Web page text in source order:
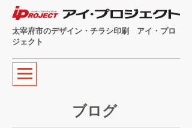
太宰府市のデザイン・チラシ印刷 アイ・プロ
ジェクト
ブログ